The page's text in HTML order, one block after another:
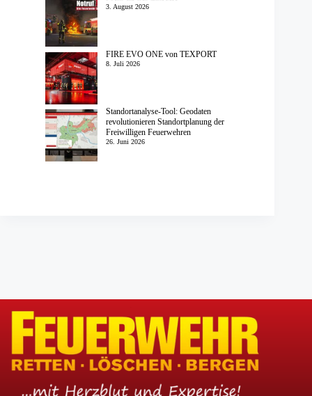
3. August 2026
FIRE EVO ONE von TEXPORT
8. Juli 2026
Standortanalyse-Tool: Geodaten
revolutionieren Standortplanung der
Freiwilligen Feuerwehren
26. Juni 2026